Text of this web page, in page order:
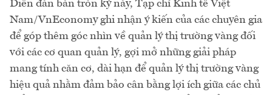
Diễn đàn bàn tròn kỳ này, Tạp chí Kinh tế Việt
Nam/VnEconomy ghi nhận ý kiến của các chuyên gia
để góp thêm góc nhìn về quản lý thị trường vàng đối
với các cơ quan quản lý, gợi mở những giải pháp
mang tính căn cơ, dài hạn để quản lý thị trường vàng
hiệu quả nhằm đảm bảo cân bằng lợi ích giữa các chủ